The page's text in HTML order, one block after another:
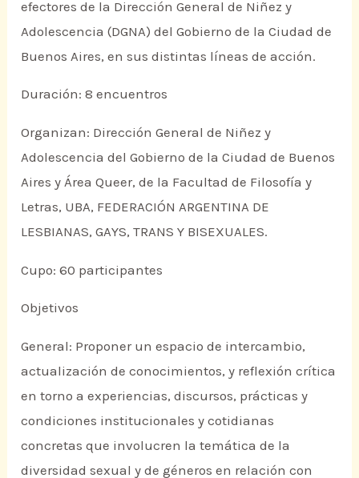
efectores de la Dirección General de Niñez y
Adolescencia (DGNA) del Gobierno de la Ciudad de
Buenos Aires, en sus distintas líneas de acción.
Duración: 8 encuentros
Organizan: Dirección General de Niñez y
Adolescencia del Gobierno de la Ciudad de Buenos
Aires y Área Queer, de la Facultad de Filosofía y
Letras, UBA, FEDERACIÓN ARGENTINA DE
LESBIANAS, GAYS, TRANS Y BISEXUALES.
Cupo: 60 participantes
Objetivos
General: Proponer un espacio de intercambio,
actualización de conocimientos, y reflexión crítica
en torno a experiencias, discursos, prácticas y
condiciones institucionales y cotidianas
concretas que involucren la temática de la
diversidad sexual y de géneros en relación con